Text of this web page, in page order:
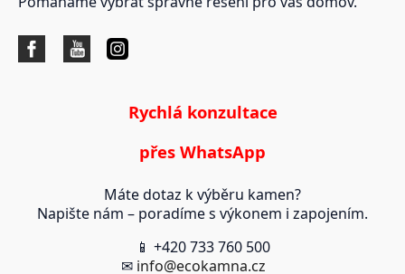
Rychlá konzultace
přes WhatsApp
Máte dotaz k výběru kamen?
Napište nám – poradíme s výkonem i zapojením.
📱 +420 733 760 500
✉ info@ecokamna.cz